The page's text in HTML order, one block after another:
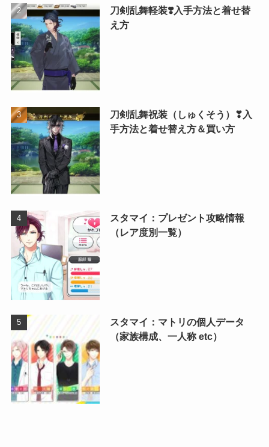
刀剣乱舞軽装❣️入手方法と着せ替
え方
刀剣乱舞祝装（しゅくそう）❣入
手方法と着せ替え方＆買い方
スタマイ：プレゼント攻略情報
（レア度別一覧）
スタマイ：マトリの個人データ
（家族構成、一人称 etc）